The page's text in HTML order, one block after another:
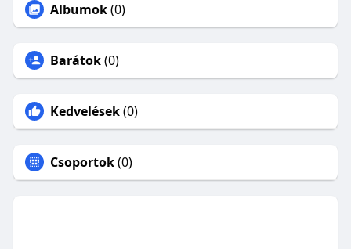
Albumok(0)
Barátok(0)
Kedvelések(0)
Csoportok(0)